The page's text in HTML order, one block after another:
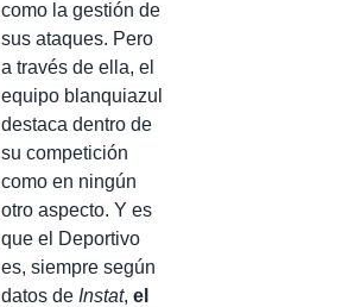
como la gestión de
sus ataques. Pero
a través de ella, el
equipo blanquiazul
destaca dentro de
su competición
como en ningún
otro aspecto. Y es
que el Deportivo
es, siempre según
datos de Instat, el